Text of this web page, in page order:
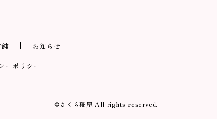
お知らせ
ーポリシー
©さくら糀屋 All rights reserved.